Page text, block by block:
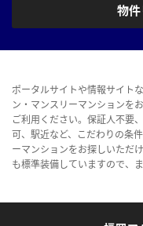
物
ポータルサイトや情報サイト
ン・マンスリーマンションを
ご利用ください。保証人不要
可、駅近など、こだわりの条
ーマンションをお探しいただ
も標準装備していますので、